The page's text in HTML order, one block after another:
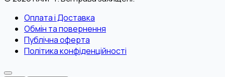
Оплата і Доставка
Обмін та повернення
Публічна оферта
Політика конфіденційності